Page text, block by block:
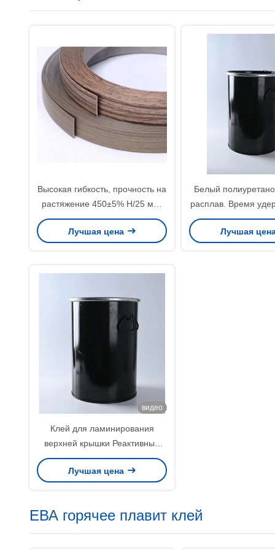
Высокая гибкость, прочность на
растяжение 450±5% Н/25 мм,
белый полиуретановый клей-
расплав для ваших нужд
Лучшая цена
Белый
расплав. Время
комнатной
часа для
Лучшая
видео
Клей для ламинирования
верхней крышки Реактивный
полиуретановый клей-расплав
Лучшая цена
ЕВА горячее плавит клей